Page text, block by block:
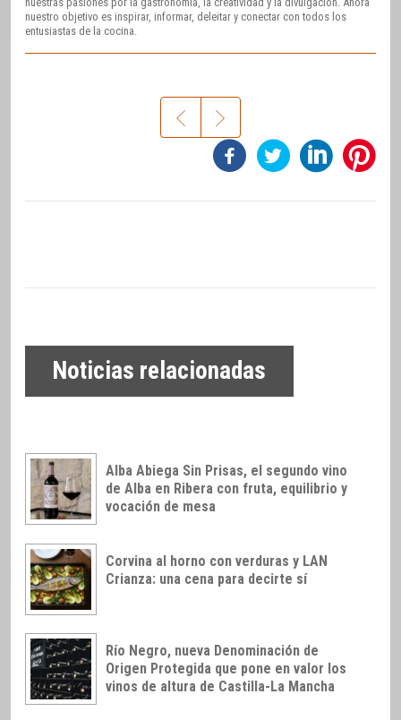
nuestro objetivo es inspirar, informar, deleitar y conectar con todos los
entusiastas de la cocina.
Noticias relacionadas
Alba Abiega Sin Prisas, el segundo vino
de Alba en Ribera con fruta, equilibrio y
vocación de mesa
Corvina al horno con verduras y LAN
Crianza: una cena para decirte sí
Río Negro, nueva Denominación de
Origen Protegida que pone en valor los
vinos de altura de Castilla-La Mancha